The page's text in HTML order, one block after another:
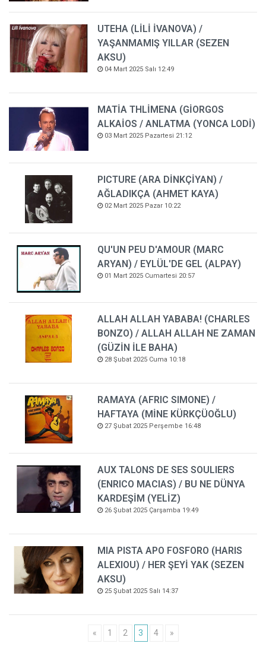
UTEHA (LİLİ İVANOVA) /
YAŞANMAMIŞ YILLAR (SEZEN
AKSU)
04 Mart 2025 Salı 12:49
MATİA THLİMENA (GİORGOS
ALKAİOS / ANLATMA (YONCA LODİ)
03 Mart 2025 Pazartesi 21:12
PICTURE (ARA DİNKÇİYAN) /
AĞLADIKÇA (AHMET KAYA)
02 Mart 2025 Pazar 10:22
QU'UN PEU D'AMOUR (MARC
ARYAN) / EYLÜL'DE GEL (ALPAY)
01 Mart 2025 Cumartesi 20:57
ALLAH ALLAH YABABA! (CHARLES
BONZO) / ALLAH ALLAH NE ZAMAN
(GÜZİN İLE BAHA)
28 Şubat 2025 Cuma 10:18
RAMAYA (AFRIC SIMONE) /
HAFTAYA (MİNE KÜRKÇÜOĞLU)
27 Şubat 2025 Perşembe 16:48
AUX TALONS DE SES SOULIERS
(ENRICO MACIAS) / BU NE DÜNYA
KARDEŞİM (YELİZ)
26 Şubat 2025 Çarşamba 19:49
MIA PISTA APO FOSFORO (HARIS
ALEXIOU) / HER ŞEYİ YAK (SEZEN
AKSU)
25 Şubat 2025 Salı 14:37
« 1 2 3 4 »